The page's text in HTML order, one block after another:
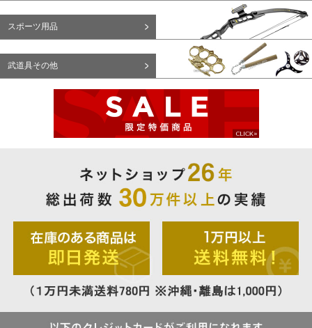
スポーツ用品
武道具その他